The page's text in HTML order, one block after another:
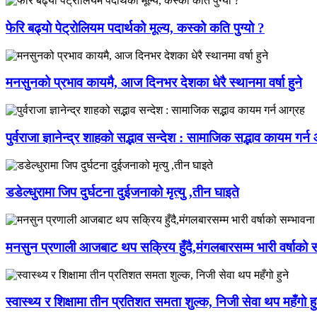
फेरि बढ्यो पेट्रोलियम पदार्थको मूल्य, कस्को कति पुग्यो ?
मनसुनको प्रभाव कायमै, आज दिनभर देशका धेरै स्थानमा वर्षा हुने
पुर्वराजा ज्ञानेन्द्र शाहको सद्भाव सन्देश : सामाजिक सद्भाव कायम
डडेल्धुरामा जिप दुर्घटना दुईजनाको मृत्यु ,तीन घाइते
मनसुन प्रणाली आजबाट थप सक्रिय हुँदै,मंगलबारसम्म भारी वर्षाको
स्वास्थ्य र शिक्षामा तीन प्रतिशत समता शुल्क, निजी सेवा थप महँगो